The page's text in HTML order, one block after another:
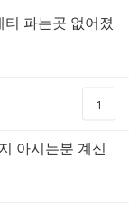
파는곳 없어졌
1
아시는분 계신